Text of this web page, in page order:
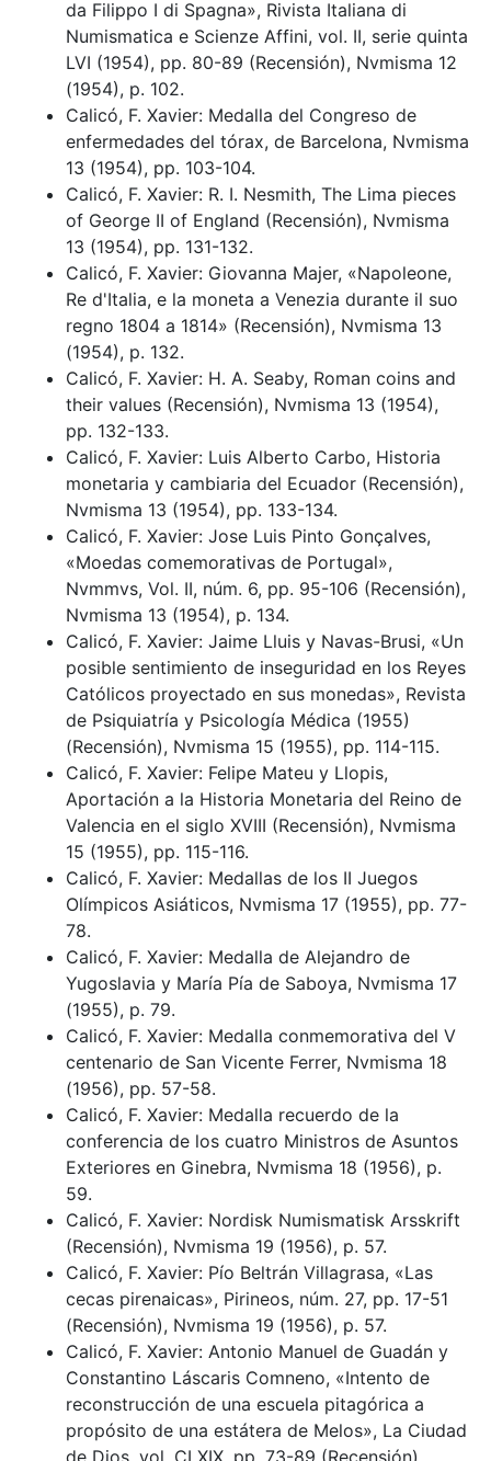
da Filippo I di Spagna», Rivista Italiana di
Numismatica e Scienze Affini, vol. II, serie quinta
LVI (1954), pp. 80-89 (Recensión), Nvmisma 12
(1954), p. 102.
Calicó, F. Xavier: Medalla del Congreso de
enfermedades del tórax, de Barcelona, Nvmisma
13 (1954), pp. 103-104.
Calicó, F. Xavier: R. I. Nesmith, The Lima pieces
of George II of England (Recensión), Nvmisma
13 (1954), pp. 131-132.
Calicó, F. Xavier: Giovanna Majer, «Napoleone,
Re d'Italia, e la moneta a Venezia durante il suo
regno 1804 a 1814» (Recensión), Nvmisma 13
(1954), p. 132.
Calicó, F. Xavier: H. A. Seaby, Roman coins and
their values (Recensión), Nvmisma 13 (1954),
pp. 132-133.
Calicó, F. Xavier: Luis Alberto Carbo, Historia
monetaria y cambiaria del Ecuador (Recensión),
Nvmisma 13 (1954), pp. 133-134.
Calicó, F. Xavier: Jose Luis Pinto Gonçalves,
«Moedas comemorativas de Portugal»,
Nvmmvs, Vol. II, núm. 6, pp. 95-106 (Recensión),
Nvmisma 13 (1954), p. 134.
Calicó, F. Xavier: Jaime Lluis y Navas-Brusi, «Un
posible sentimiento de inseguridad en los Reyes
Católicos proyectado en sus monedas», Revista
de Psiquiatría y Psicología Médica (1955)
(Recensión), Nvmisma 15 (1955), pp. 114-115.
Calicó, F. Xavier: Felipe Mateu y Llopis,
Aportación a la Historia Monetaria del Reino de
Valencia en el siglo XVIII (Recensión), Nvmisma
15 (1955), pp. 115-116.
Calicó, F. Xavier: Medallas de los II Juegos
Olímpicos Asiáticos, Nvmisma 17 (1955), pp. 77-
78.
Calicó, F. Xavier: Medalla de Alejandro de
Yugoslavia y María Pía de Saboya, Nvmisma 17
(1955), p. 79.
Calicó, F. Xavier: Medalla conmemorativa del V
centenario de San Vicente Ferrer, Nvmisma 18
(1956), pp. 57-58.
Calicó, F. Xavier: Medalla recuerdo de la
conferencia de los cuatro Ministros de Asuntos
Exteriores en Ginebra, Nvmisma 18 (1956), p.
59.
Calicó, F. Xavier: Nordisk Numismatisk Arsskrift
(Recensión), Nvmisma 19 (1956), p. 57.
Calicó, F. Xavier: Pío Beltrán Villagrasa, «Las
cecas pirenaicas», Pirineos, núm. 27, pp. 17-51
(Recensión), Nvmisma 19 (1956), p. 57.
Calicó, F. Xavier: Antonio Manuel de Guadán y
Constantino Láscaris Comneno, «Intento de
reconstrucción de una escuela pitagórica a
propósito de una estátera de Melos», La Ciudad
de Dios, vol. CLXIX, pp. 73-89 (Recensión),